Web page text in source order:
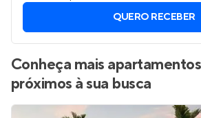
QUERO RECEBER
Conheça mais
próximos à sua busca